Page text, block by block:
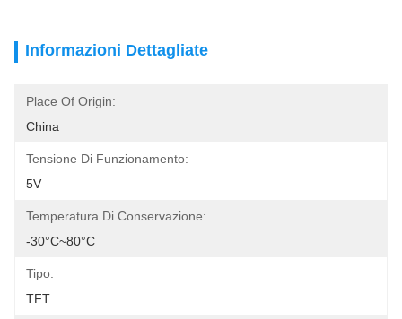
Informazioni Dettagliate
Place Of Origin:
China
Tensione Di Funzionamento:
5V
Temperatura Di Conservazione:
-30°C~80°C
Tipo:
TFT